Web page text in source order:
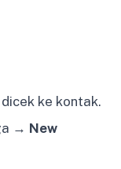
ke kontak.
→ New